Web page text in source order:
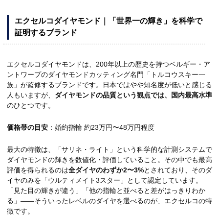
エクセルコダイヤモンド｜「世界一の輝き」を科学で
証明するブランド
エクセルコダイヤモンドは、200年以上の歴史を持つベルギー・ア
ントワープのダイヤモンドカッティング名門「トルコウスキー一
族」が監修するブランドです。日本ではやや知名度が低いと感じる
人もいますが、 ダイヤモンドの品質という観点では、国内最高水準
のひとつです。
価格帯の目安 ：婚約指輪 約23万円〜48万円程度
最大の特徴は、「サリネ・ライト」という科学的な計測システムで
ダイヤモンドの輝きを数値化・評価していること。その中でも最高
評価を得られるのは全ダイヤのわずか2〜3%とされており、そのダ
イヤのみを「ウルティメイト3スター」として認定しています。
「見た目の輝きが違う」「他の指輪と並べると差がはっきりわか
る」——そういったレベルのダイヤを選べるのが、エクセルコの特
徴です。